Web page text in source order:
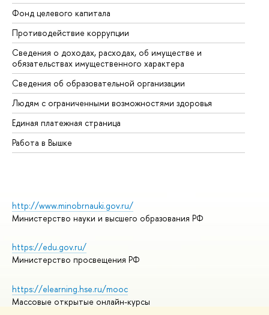
Фонд целевого капитала
Противодействие коррупции
Сведения о доходах, расходах, об имуществе и
обязательствах имущественного характера
Сведения об образовательной организации
Людям с ограниченными возможностями здоровья
Единая платежная страница
Работа в Вышке
http://www.minobrnauki.gov.ru/
Министерство науки и высшего образования РФ
https://edu.gov.ru/
Министерство просвещения РФ
https://elearning.hse.ru/mooc
Массовые открытые онлайн-курсы